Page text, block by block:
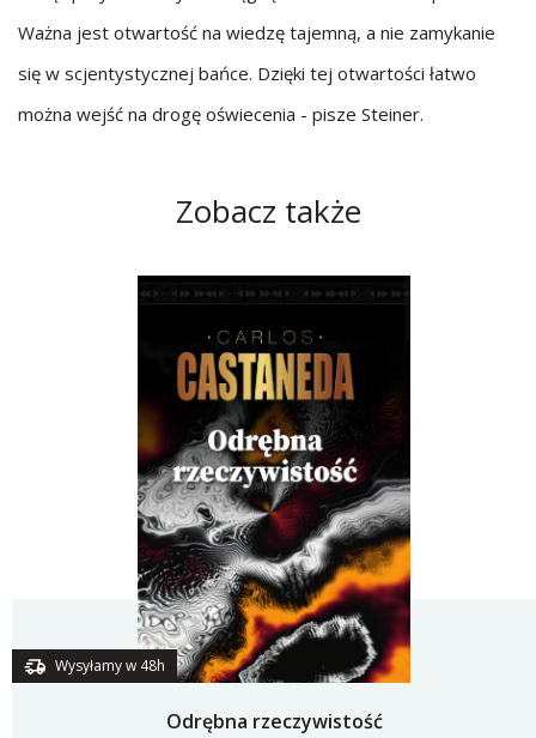
Ważna jest otwartość na wiedzę tajemną, a nie zamykanie
się w scjentystycznej bańce. Dzięki tej otwartości łatwo
można wejść na drogę oświecenia - pisze Steiner.
Zobacz także
Wysyłamy w 48h
Odrębna rzeczywistość